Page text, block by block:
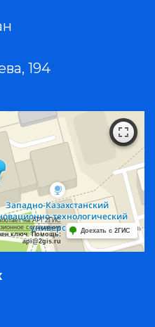
194
на API 2ГИС
соглашение
ключ. Помощь:
api@2gis.ru
Доехать с 2ГИС